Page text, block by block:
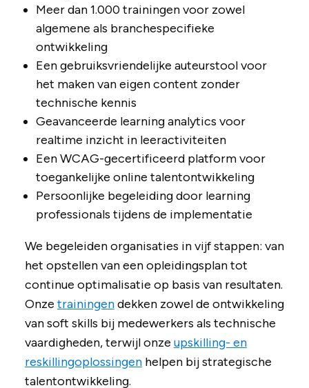
Meer dan 1.000 trainingen voor zowel
algemene als branchespecifieke
ontwikkeling
Een gebruiksvriendelijke auteurstool voor
het maken van eigen content zonder
technische kennis
Geavanceerde learning analytics voor
realtime inzicht in leeractiviteiten
Een WCAG-gecertificeerd platform voor
toegankelijke online talentontwikkeling
Persoonlijke begeleiding door learning
professionals tijdens de implementatie
We begeleiden organisaties in vijf stappen: van
het opstellen van een opleidingsplan tot
continue optimalisatie op basis van resultaten.
Onze trainingendekken zowel de ontwikkeling
van soft skills bij medewerkers als technische
vaardigheden, terwijl onze upskilling- en
reskillingoplossingenhelpen bij strategische
talentontwikkeling.